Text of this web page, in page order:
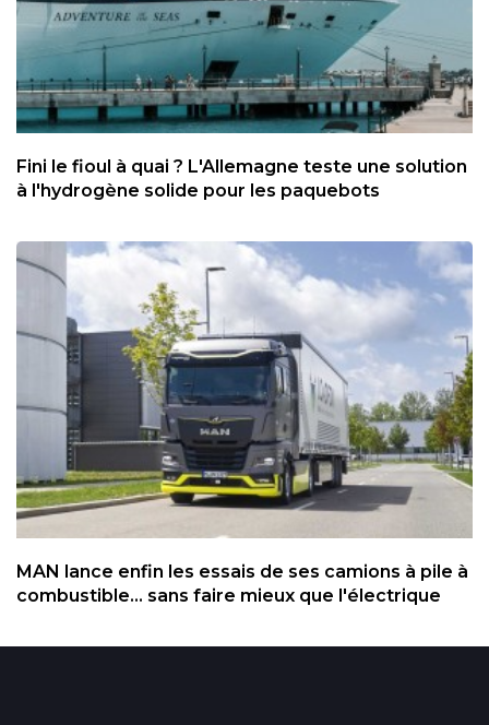
Fini le fioul à quai ? L'Allemagne teste une solution
à l'hydrogène solide pour les paquebots
MAN lance enfin les essais de ses camions à pile à
combustible... sans faire mieux que l'électrique